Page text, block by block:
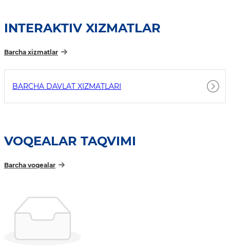
INTERAKTIV XIZMATLAR
Barcha xizmatlar
BARCHA DAVLAT XIZMATLARI
VOQEALAR TAQVIMI
Barcha voqealar